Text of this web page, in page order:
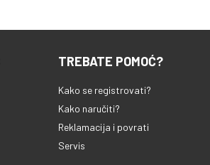
TREBATE POMOĆ?
Kako se registrovati?
Kako naručiti?
Reklamacija i povrati
Servis